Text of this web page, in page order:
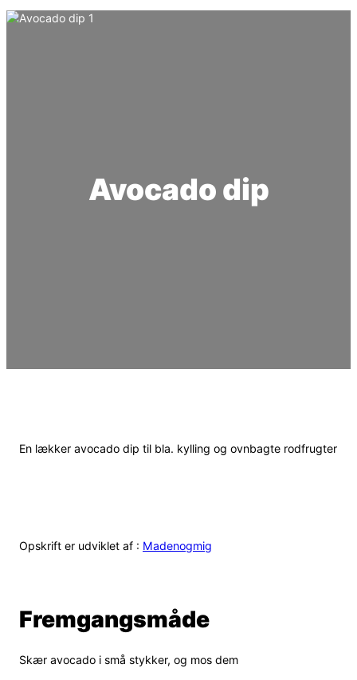
Avocado dip
En lækker avocado dip til bla. kylling og ovnbagte rodfrugter
Opskrift er udviklet af : Madenogmig
Fremgangsmåde
Skær avocado i små stykker, og mos dem